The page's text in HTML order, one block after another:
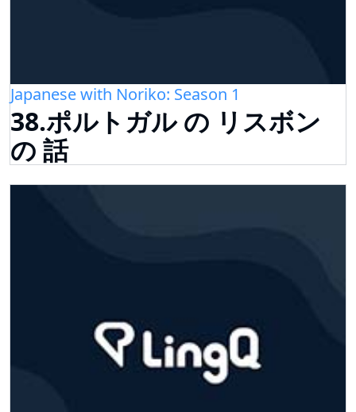
Japanese with Noriko: Season 1
38.ポルトガル の リスボン
の 話